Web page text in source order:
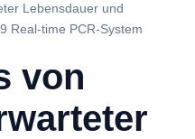
Lebensdauer und
Real-time PCR-System
von